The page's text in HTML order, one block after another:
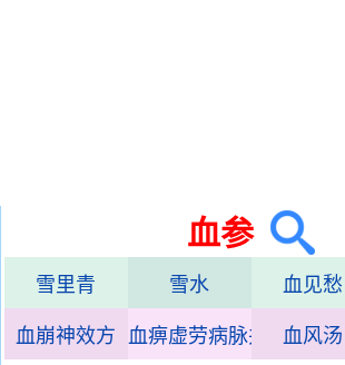
血参
雪里青 雪水 血见愁
血崩神效方 血痹虚劳病脉并治血风汤